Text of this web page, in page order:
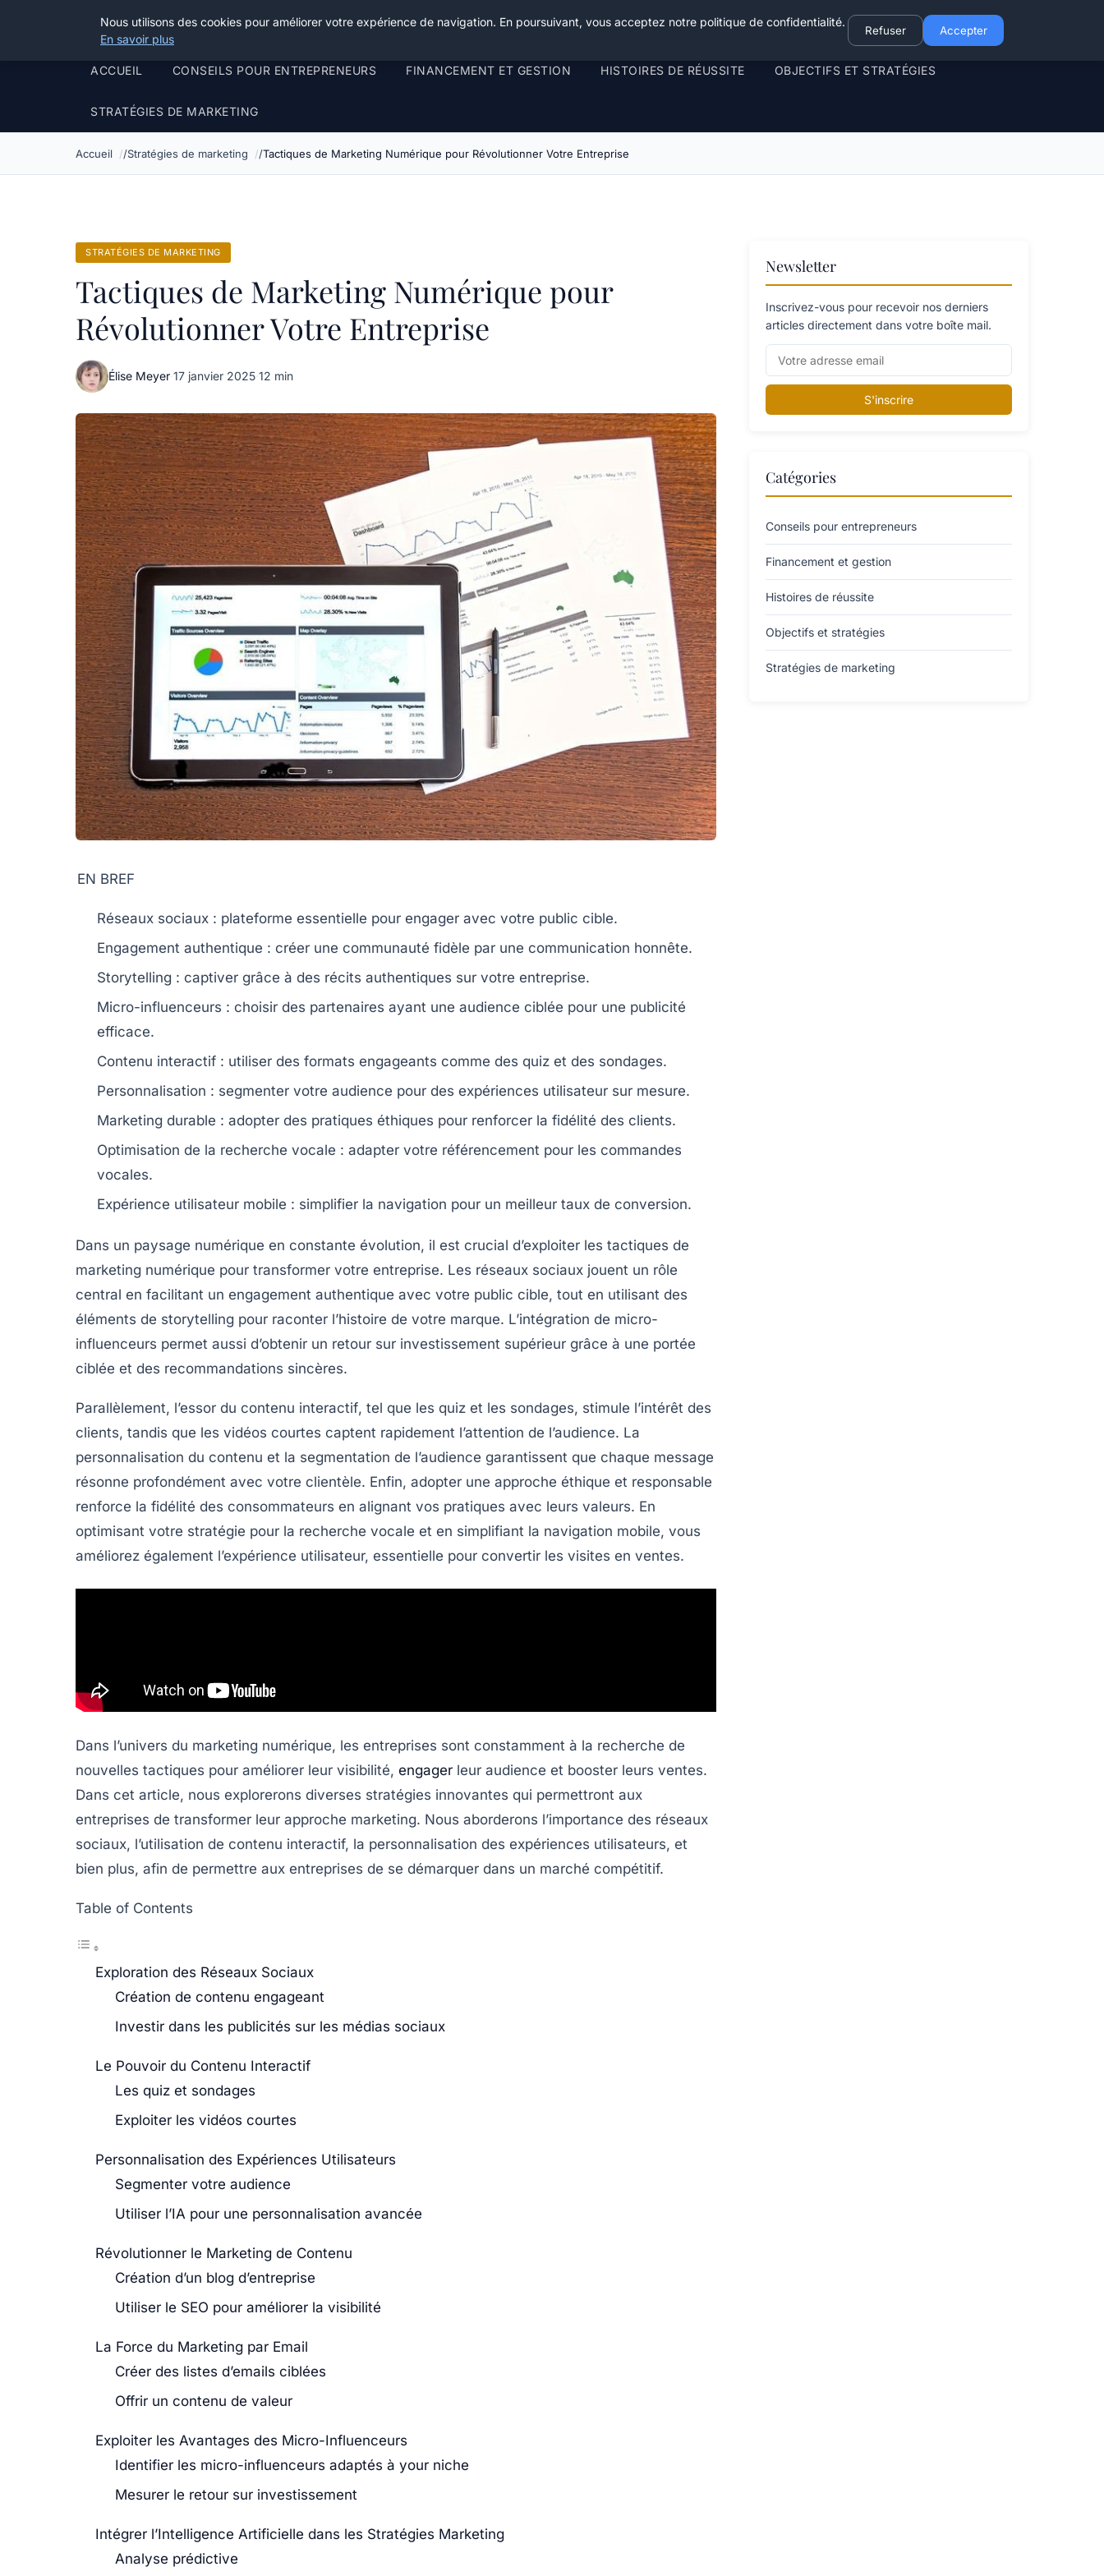
Henry Panky
ACCUEIL CONSEILS POUR ENTREPRENEURS FINANCEMENT ET GESTION HISTOIRES DE RÉUSSITE OBJECTIFS ET STRATÉGIES
STRATÉGIES DE MARKETING
Accueil Stratégies de marketing Tactiques de Marketing Numérique pour Révolutionner Votre Entreprise
STRATÉGIES DE MARKETING
Tactiques de Marketing Numérique pour
Révolutionner Votre Entreprise
Élise Meyer·17 janvier 2025·12 min
EN BREF
Réseaux sociaux : plateforme essentielle pour engager avec votre public cible.
Engagement authentique : créer une communauté fidèle par une communication honnête.
Storytelling : captiver grâce à des récits authentiques sur votre entreprise.
Micro-influenceurs : choisir des partenaires ayant une audience ciblée pour une publicité
efficace.
Contenu interactif : utiliser des formats engageants comme des quiz et des sondages.
Personnalisation : segmenter votre audience pour des expériences utilisateur sur mesure.
Marketing durable : adopter des pratiques éthiques pour renforcer la fidélité des clients.
Optimisation de la recherche vocale : adapter votre référencement pour les commandes
vocales.
Expérience utilisateur mobile : simplifier la navigation pour un meilleur taux de conversion.
Dans un paysage numérique en constante évolution, il est crucial d’exploiter les tactiques de
marketing numérique pour transformer votre entreprise. Les réseaux sociaux jouent un rôle
central en facilitant un engagement authentique avec votre public cible, tout en utilisant des
éléments de storytelling pour raconter l’histoire de votre marque. L’intégration de micro-
influenceurs permet aussi d’obtenir un retour sur investissement supérieur grâce à une portée
ciblée et des recommandations sincères.
Parallèlement, l’essor du contenu interactif, tel que les quiz et les sondages, stimule l’intérêt des
clients, tandis que les vidéos courtes captent rapidement l’attention de l’audience. La
personnalisation du contenu et la segmentation de l’audience garantissent que chaque message
résonne profondément avec votre clientèle. Enfin, adopter une approche éthique et responsable
renforce la fidélité des consommateurs en alignant vos pratiques avec leurs valeurs. En
optimisant votre stratégie pour la recherche vocale et en simplifiant la navigation mobile, vous
améliorez également l’expérience utilisateur, essentielle pour convertir les visites en ventes.
Dans l’univers du marketing numérique, les entreprises sont constamment à la recherche de
nouvelles tactiques pour améliorer leur visibilité, engager leur audience et booster leurs ventes.
Dans cet article, nous explorerons diverses stratégies innovantes qui permettront aux
entreprises de transformer leur approche marketing. Nous aborderons l’importance des réseaux
sociaux, l’utilisation de contenu interactif, la personnalisation des expériences utilisateurs, et
bien plus, afin de permettre aux entreprises de se démarquer dans un marché compétitif.
Table of Contents
Exploration des Réseaux Sociaux
Création de contenu engageant
Investir dans les publicités sur les médias sociaux
Le Pouvoir du Contenu Interactif
Les quiz et sondages
Exploiter les vidéos courtes
Personnalisation des Expériences Utilisateurs
Segmenter votre audience
Utiliser l’IA pour une personnalisation avancée
Révolutionner le Marketing de Contenu
Création d’un blog d’entreprise
Utiliser le SEO pour améliorer la visibilité
La Force du Marketing par Email
Créer des listes d’emails ciblées
Offrir un contenu de valeur
Exploiter les Avantages des Micro-Influenceurs
Identifier les micro-influenceurs adaptés à your niche
Mesurer le retour sur investissement
Intégrer l’Intelligence Artificielle dans les Stratégies Marketing
Analyse prédictive
Newsletter
Inscrivez-vous pour recevoir nos derniers
articles directement dans votre boîte mail.
S'inscrire
Catégories
Conseils pour entrepreneurs
Financement et gestion
Histoires de réussite
Objectifs et stratégies
Stratégies de marketing
Nous utilisons des cookies pour améliorer votre expérience de navigation. En poursuivant, vous acceptez notre politique de confidentialité.
En savoir plus
Refuser Accepter